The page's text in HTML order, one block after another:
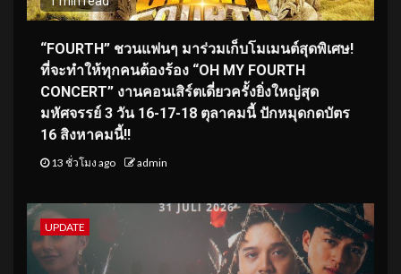
“FOURTH” ชวนแฟนๆ มาร่วมเก็บโมเมนต์สุดพิเศษ!
ที่จะทำให้ทุกคนต้องร้อง “OH MY FOURTH
CONCERT” งานคอนเสิร์ตเดี่ยวครั้งยิ่งใหญ่สุด
มหัศจรรย์ 3 วัน 16-17-18 ตุลาคมนี้ ปักหมุดกดบัตร
16 สิงหาคมนี้!!
13 ชั่วโมง ago admin
UPDATE